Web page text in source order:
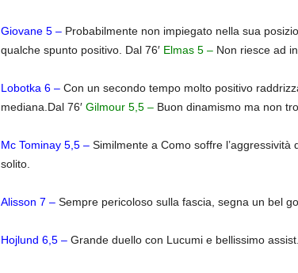
Giovane 5 –Probabilmente non impiegato nella sua
qualche spunto positivo. Dal 76′ Elmas 5 –Non riesce ad
Lobotka 6 –Con un secondo tempo molto positivo
mediana.Dal 76′ Gilmour 5,5 –Buon dinamismo ma non
Mc Tominay 5,5 – Similmente a Como soffre
solito.
Alisson 7 –Sempre pericoloso sulla fascia, segna un bel
Hojlund 6,5 – Grande duello con Lucumi e bellissimo assist.